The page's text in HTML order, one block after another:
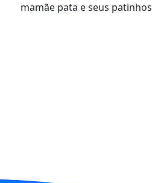
mamãe pata e seus patinhos